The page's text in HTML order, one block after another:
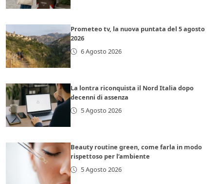
Prometeo tv, la nuova puntata del 5 agosto
2026
6 Agosto 2026
La lontra riconquista il Nord Italia dopo
decenni di assenza
5 Agosto 2026
Beauty routine green, come farla in modo
rispettoso per l’ambiente
5 Agosto 2026